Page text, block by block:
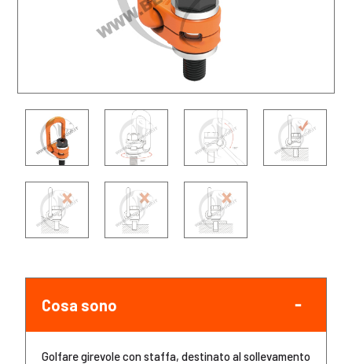
Cosa sono
Golfare girevole con staffa, destinato al sollevamento